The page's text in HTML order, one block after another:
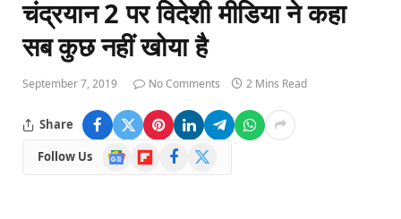
चंद्रयान 2 पर विदेशी मीडिया ने कहा
सब कुछ नहीं खोया है
September 7, 2019 No Comments 2 Mins Read
Share
Follow Us
Google
News
FlipboardFacebook